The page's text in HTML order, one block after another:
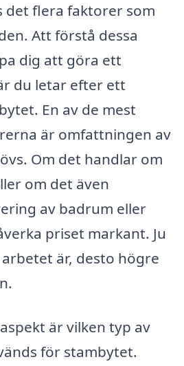
det flera faktorer som
Att förstå dessa
dig att göra ett
du letar efter ett
En av de mest
är omfattningen av
Om det handlar om
om det även
av badrum eller
priset markant. Ju
är, desto högre
är vilken typ av
för stambytet.